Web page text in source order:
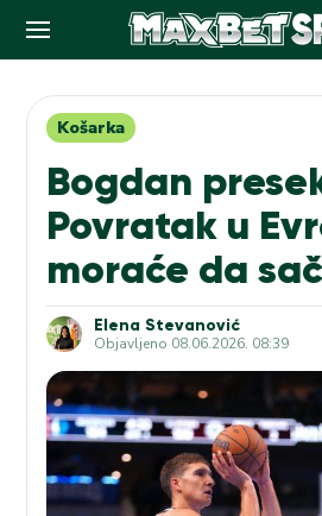
contentKošarka
Bogdan
Povratak u
moraće da
Elena Stevanović
Objavljeno 08.06.2026. 08:39